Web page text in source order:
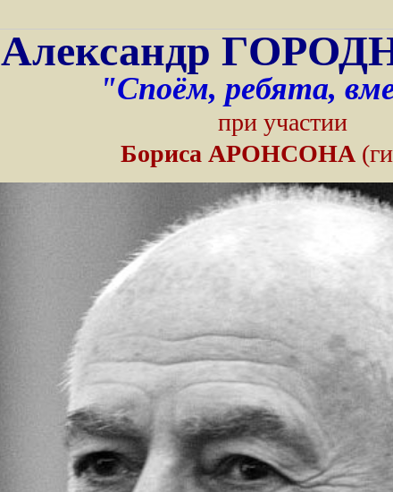
Александр
"Споём, ребята,
при участии
Бориса АРОНСОНА